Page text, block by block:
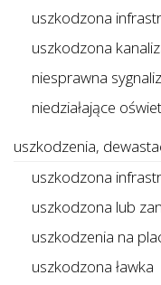
uszkodzona
uszkodzona
niesprawna
niedziałające
uszkodzenia,
uszkodzona
uszkodzona lub
uszkodzenia na
uszkodzona ławka